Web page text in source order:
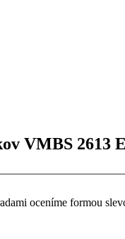
VMBS 2613
oceníme formou